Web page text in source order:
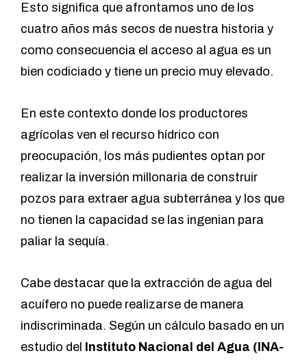
Esto significa que afrontamos uno de los
cuatro años más secos de nuestra historia y
como consecuencia el acceso al agua es un
bien codiciado y tiene un precio muy elevado.
En este contexto donde los productores
agrícolas ven el recurso hídrico con
preocupación, los más pudientes optan por
realizar la inversión millonaria de construir
pozos para extraer agua subterránea y los que
no tienen la capacidad se las ingenian para
paliar la sequía.
Cabe destacar que la extracción de agua del
acuífero no puede realizarse de manera
indiscriminada. Según un cálculo basado en un
estudio del
Instituto Nacional del Agua (INA-